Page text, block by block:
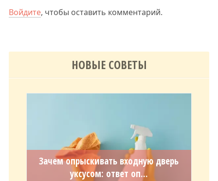
Войдите, чтобы оставить комментарий.
НОВЫЕ СОВЕТЫ
Зачем опрыскивать входную дверь
уксусом: ответ оп...